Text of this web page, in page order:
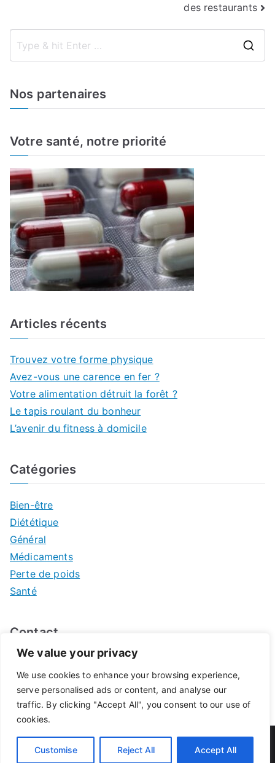
We value your privacy
We use cookies to enhance your browsing experience,
serve personalised ads or content, and analyse our
traffic. By clicking "Accept All", you consent to our use of
cookies.
Customise Reject All Accept All
des restaurants
f
Nos partenaires
Votre santé, notre priorité
Articles récents
Trouvez votre forme physique
Avez-vous une carence en fer ?
Votre alimentation détruit la forêt ?
Le tapis roulant du bonheur
L’avenir du fitness à domicile
Catégories
Bien-être
Diététique
Général
Médicaments
Perte de poids
Santé
Contact
© 2026Pharmacie de Pontivy. Propulsé parZakraet
WordPress